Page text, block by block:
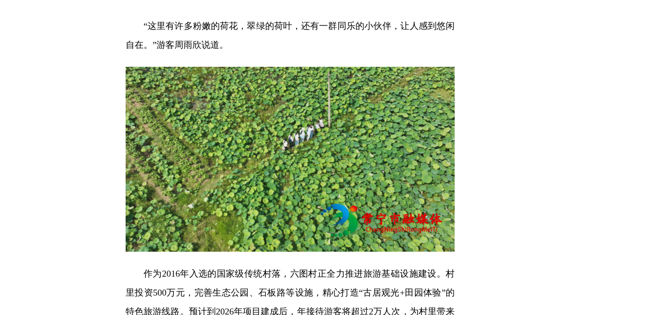
“这里有许多粉嫩的荷花，翠绿的荷叶，还有一群同乐的小伙伴，让人感到悠闲
自在。”游客周雨欣说道。
作为2016年入选的国家级传统村落，六图村正全力推进旅游基础设施建设。村
里投资500万元，完善生态公园、石板路等设施，精心打造“古居观光+田园体验”的
特色旅游线路。预计到2026年项目建成后，年接待游客将超过2万人次，为村里带来